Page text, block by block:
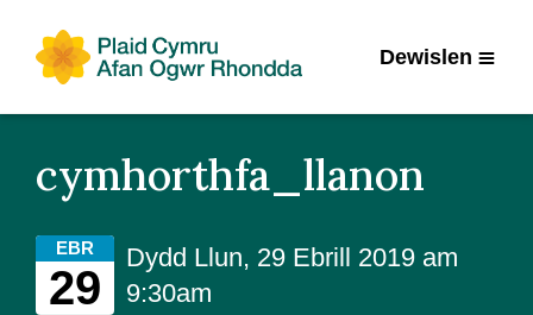
Dewislen
cymhorthfa_llanon
EBR
29
Dydd Llun, 29 Ebrill 2019 am
9:30am